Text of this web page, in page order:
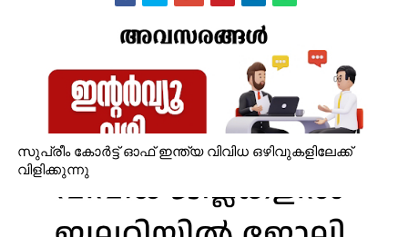
സുപ്രീം കോർട്ട് ഓഫ് ഇന്ത്യ വിവിധ ഒഴിവുകളിലേക്ക്
വിളിക്കുന്നു